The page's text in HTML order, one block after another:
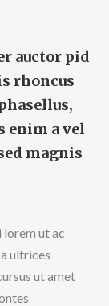
auctor pid
rhoncus
enim a vel
magnis
lorem ut ac
ultrices
ut amet